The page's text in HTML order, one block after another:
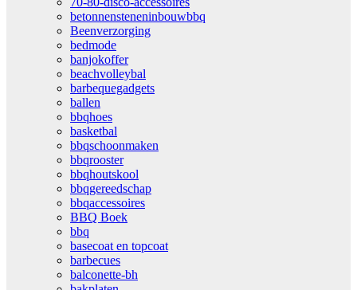
betonnensteneninbouwbbq
Beenverzorging
bedmode
banjokoffer
beachvolleybal
barbequegadgets
ballen
bbqhoes
basketbal
bbqschoonmaken
bbqrooster
bbqhoutskool
bbqgereedschap
bbqaccessoires
BBQ Boek
bbq
basecoat en topcoat
barbecues
balconette-bh